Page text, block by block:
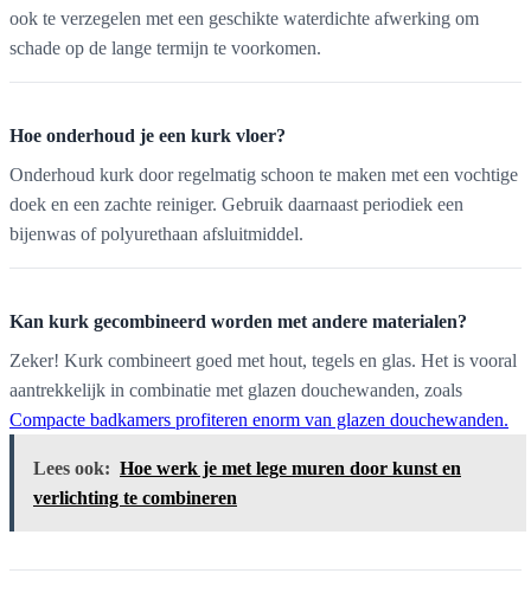
ook te verzegelen met een geschikte waterdichte afwerking om
schade op de lange termijn te voorkomen.
Hoe onderhoud je een kurk vloer?
Onderhoud kurk door regelmatig schoon te maken met een vochtige
doek en een zachte reiniger. Gebruik daarnaast periodiek een
bijenwas of polyurethaan afsluitmiddel.
Kan kurk gecombineerd worden met andere materialen?
Zeker! Kurk combineert goed met hout, tegels en glas. Het is vooral
aantrekkelijk in combinatie met glazen douchewanden, zoals
Compacte badkamers profiteren enorm van glazen douchewanden.
Lees ook: Hoe werk je met lege muren door kunst en
verlichting te combineren